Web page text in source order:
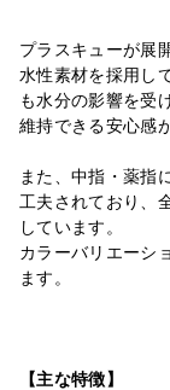
プラスキューが展
水性素材を採用し
も水分の影響を受
維持できる安心感
また、中指・薬指
工夫されており、
しています。
カラーバリエーシ
ます。
【主な特徴】